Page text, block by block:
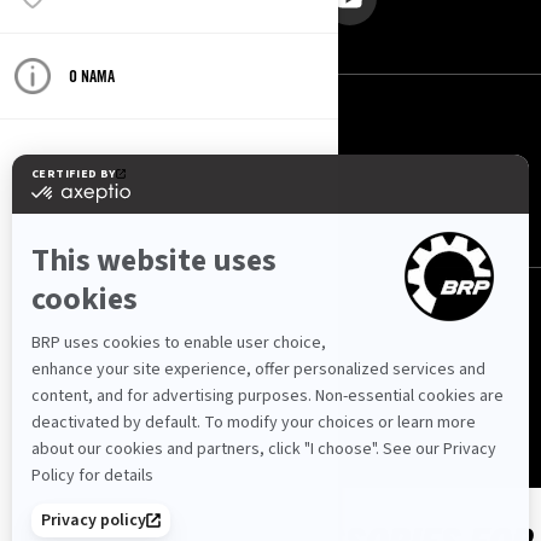
O NAMA
© BRP 2003-2026
Politika Privatnosti
Pristupačnost Kolačići
Pravna napomena
Pregled Web stranice